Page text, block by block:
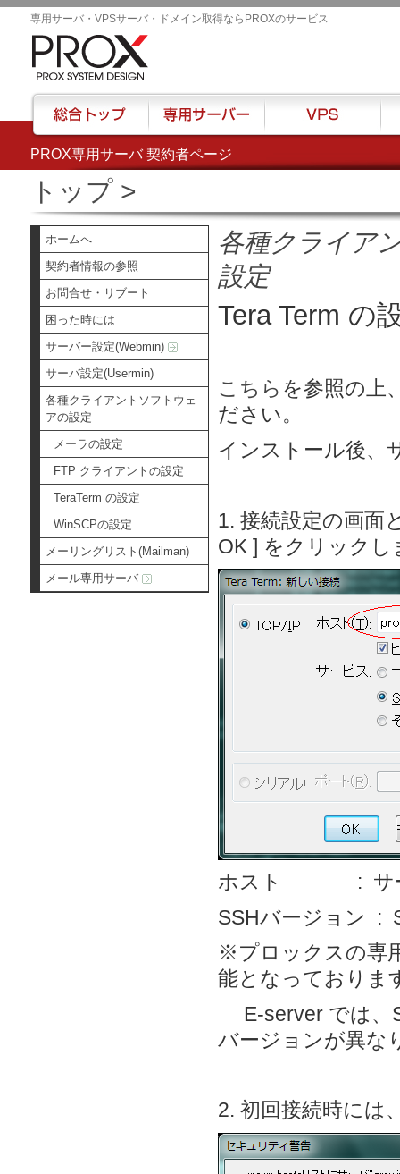
PROX専用サーバ 契約者ページ
専用サーバ・VPSサーバ・ドメイン取得ならPROXのサービス
トップ>
ホームへ
契約者情報の参照
お問合せ・リブート
困った時には
サーバー設定(Webmin)
サーバ設定(Usermin)
各種クライアントソフトウェ
アの設定
メーラの設定
FTP クライアントの設定
TeraTerm の設定
WinSCPの設定
メーリングリスト(Mailman)
メール専用サーバ
各種クライア
設定
Tera Term の
こちら を参照の上
ださい。
インストール後、
1. 接続設定の画面
OK ] をクリックし
ホスト : サーバ
SSHバージョン :
※プロックスの専
能となっておりま
E-server では、
バージョンが異な
2. 初回接続時には
総合トップ 専用サーバー VPS ハ